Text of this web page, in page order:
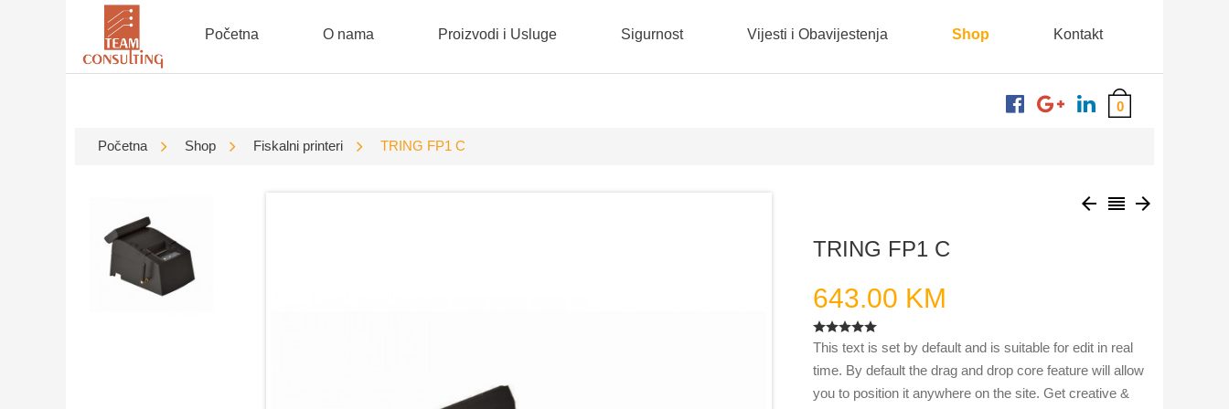
Početna O nama Proizvodi i Usluge Sigurnost Vijesti i Obavijestenja Shop Kontakt
0
Početna Shop Fiskalni printeri TRING FP1 C
arrow_backward
reorder arrow_forward
TRING FP1 C
643.00 KM
This text is set by default and is suitable for edit in real
time. By default the drag and drop core feature will allow
you to position it anywhere on the site. Get creative &